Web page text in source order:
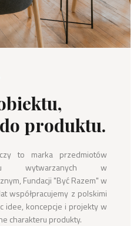
produktu.
to marka przedmiotów
wytwarzanych w
Fundacji "Być Razem" w
współpracujemy z polskimi
idee, koncepcje i projekty w
charakteru produkty.